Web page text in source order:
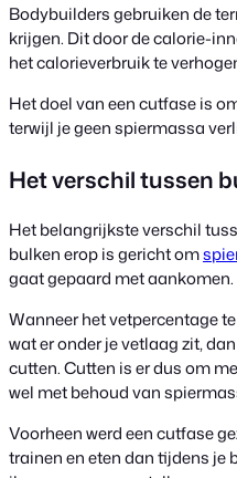
Bodybuilders gebruiken de
krijgen. Dit door de calorie-
het calorieverbruik te
Het doel van een cutfase is
terwijl je geen spiermassa
Het verschil tussen
Het belangrijkste verschil
bulken erop is gericht om
gaat gepaard met aankomen.
Wanneer het vetpercentage
wat er onder je vetlaag zit,
cutten. Cutten is er dus om
wel met behoud van
Voorheen werd een cutfase
trainen en eten dan tijdens je